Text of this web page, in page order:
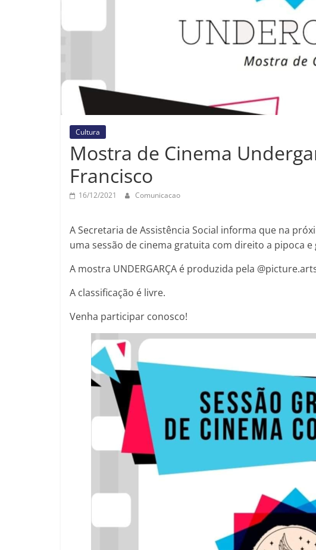
Cultura
Mostra de Cinema
Francisco
16/12/2021 Comunicacao
A Secretaria de Assistência Social informa que na
uma sessão de cinema gratuita com direito a pipoca e
A mostra UNDERGARÇA é produzida pela
A classificação é livre.
Venha participar conosco!